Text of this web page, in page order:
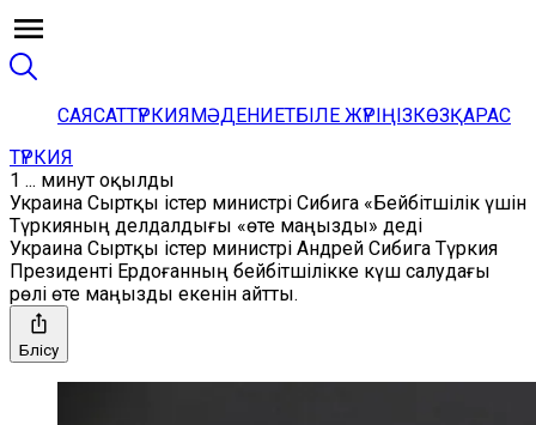
САЯСАТТҮРКИЯМӘДЕНИЕТБІЛЕ ЖҮРІҢІЗКӨЗҚАРАС
ТҮРКИЯ
1 ... минут оқылды
Украина Сыртқы істер министрі Сибига «Бейбітшілік үшін
Түркияның делдалдығы «өте маңызды» деді
Украина Сыртқы істер министрі Андрей Сибига Түркия
Президенті Ердоғанның бейбітшілікке күш салудағы
рөлі өте маңызды екенін айтты.
Бөлісу